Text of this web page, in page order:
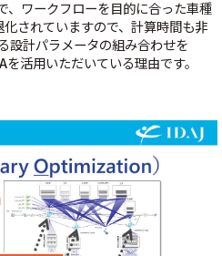
、ワークフローを目的に合った車種
されていますので、計算時間も非
設計パラメータの組み合わせを
活用いただいている理由です。